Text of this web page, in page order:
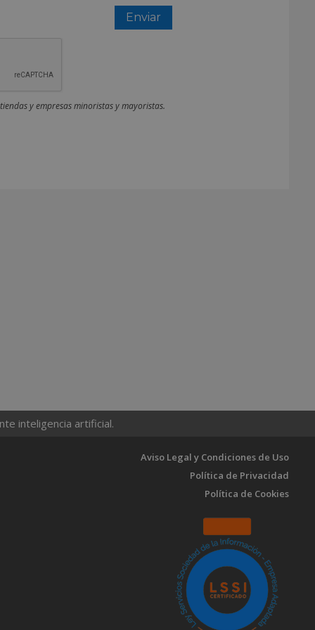
y empresas minoristas y mayoristas.
inteligencia artificial.
Aviso Legal y Condiciones de Uso
Política de Privacidad
Política de Cookies